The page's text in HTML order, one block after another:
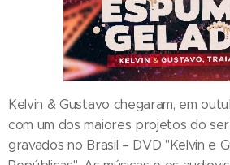
Kelvin & Gustavo chegaram, em
com um dos maiores projetos do
gravados no Brasil – DVD "Kelvin e